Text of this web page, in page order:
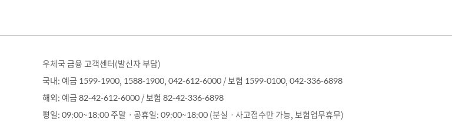
우체국 금융 고객센터(발신자 부담)
국내: 예금 1599-1900, 1588-1900, 042-612-6000 /보험 1599-0100, 042-336-6898
해외: 예금 82-42-612-6000 /보험 82-42-336-6898
평일: 09:00~18:00주말ㆍ공휴일: 09:00~18:00 (분실ㆍ사고접수만 가능, 보험업무휴무)